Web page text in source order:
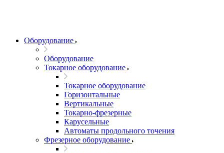
Оборудование
Оборудование
Токарное оборудование
Токарное оборудование
Горизонтальные
Вертикальные
Токарно-фрезерные
Карусельные
Автоматы продольного точения
Фрезерное оборудование